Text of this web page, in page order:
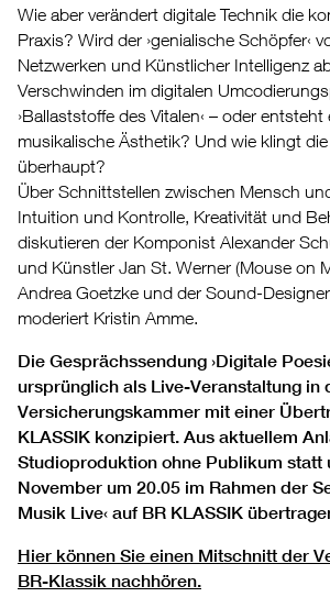
Wie aber verändert digitale Technik die
Praxis? Wird der ›genialische Schöpfer‹
Netzwerken und Künstlicher Intelligenz
Verschwinden im digitalen
›Ballaststoffe des Vitalen‹ – oder entsteht
musikalische Ästhetik? Und wie klingt
überhaupt?
Über Schnittstellen zwischen Mensch
Intuition und Kontrolle, Kreativität und
diskutieren der Komponist Alexander
und Künstler Jan St. Werner (Mouse on
Andrea Goetzke und der Sound-
moderiert Kristin Amme.
Die Gesprächssendung ›Digitale
ursprünglich als Live-Veranstaltung in
Versicherungskammer mit einer
KLASSIK konzipiert. Aus aktuellem
Studioproduktion ohne Publikum statt
November um 20.05 im Rahmen der
Musik Live‹ auf BR KLASSIK
Hier können Sie einen Mitschnitt der
BR-Klassik nachhören.